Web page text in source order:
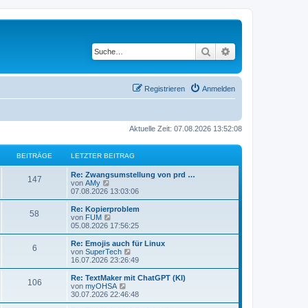
Suche
Anmelden
Registrieren
Aktuelle Zeit: 07.08.2026 13:52:08
BEITRÄGE LETZTER BEITRAG
147B
t
ä
g
e
L
e
t
z
t
e
r
e
i
t
r
g
Re: Zwangsumstellung von prd …
von AMy
e
u
e
s
t
B
e
i
r
a
g
07.08.2026 13:03:06
58
t
r
ä
L
e
t
z
t
e
r
e
i
t
r
Re: Kopierproblem
von FUM
e
u
e
s
t
r
B
e
i
05.08.2026 17:56:25
6B
i
t
L
e
t
z
t
e
r
Re: Emojis auch für Linux
von SuperTech
e
u
e
t
16.07.2026 23:26:49
106B
L
e
t
z
Re: TextMaker mit ChatGPT (KI)
von myOHSA
e
u
30.07.2026 22:46:48